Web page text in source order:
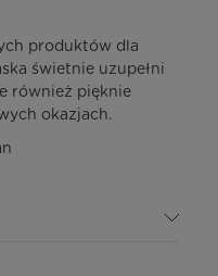
produktów dla
świetnie uzupełni
również pięknie
okazjach.